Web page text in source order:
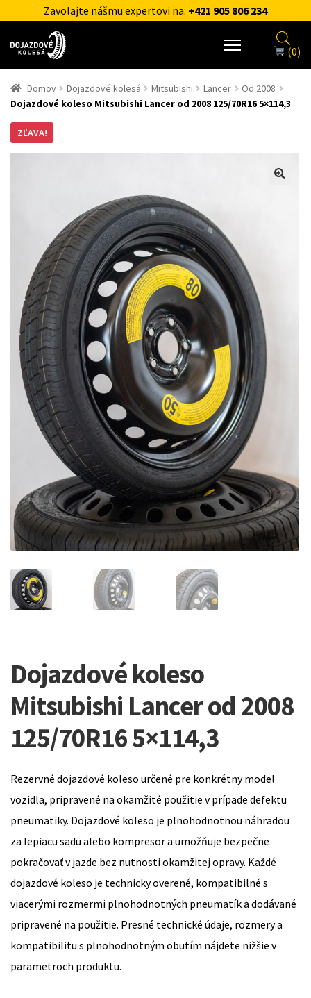
Zavolajte nášmu expertovi na: +421 905 806 234
(0)
Domov Dojazdové kolesá Mitsubishi Lancer
Od 2008
Dojazdové koleso Mitsubishi Lancer od 2008 125/70R16 5×114,3
ZĽAVA!
Dojazdové koleso
Mitsubishi Lancer od 2008
125/70R16 5×114,3
Rezervné dojazdové koleso určené pre konkrétny model
vozidla, pripravené na okamžité použitie v prípade defektu
pneumatiky. Dojazdové koleso je plnohodnotnou náhradou
za lepiacu sadu alebo kompresor a umožňuje bezpečne
pokračovať v jazde bez nutnosti okamžitej opravy. Každé
dojazdové koleso je technicky overené, kompatibilné s
viacerými rozmermi plnohodnotných pneumatík a dodávané
pripravené na použitie. Presné technické údaje, rozmery a
kompatibilitu s plnohodnotným obutím nájdete nižšie v
parametroch produktu.